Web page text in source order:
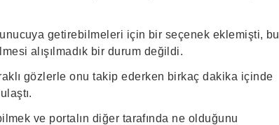
getirebilmeleri için bir seçenek eklemişti, bu
alışılmadık bir durum değildi.
gözlerle onu takip ederken birkaç dakika içinde
ve portalın diğer tarafında ne olduğunu